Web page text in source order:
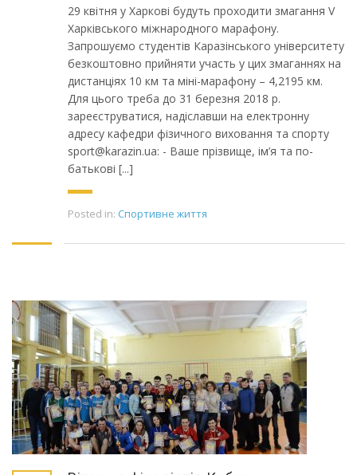
29 квітня у Харкові будуть проходити змагання V
Харківського міжнародного марафону.
Запрошуємо студентів Каразінського університету
безкоштовно прийняти участь у цих змаганнях на
дистанціях 10 км та міні-марафону – 4,2195 км.
Для цього треба до 31 березня 2018 р.
зареєструватися, надіславши на електронну
адресу кафедри фізичного виховання та спорту
sport@karazin.ua: - Ваше прізвище, ім’я та по-
батькові [...]
Posted in: Спортивне життя